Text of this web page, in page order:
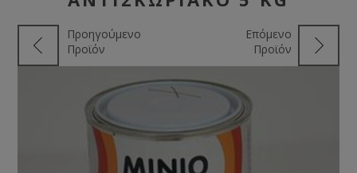
Προηγούμενο
Προϊόν
Επόμενο
Προϊόν